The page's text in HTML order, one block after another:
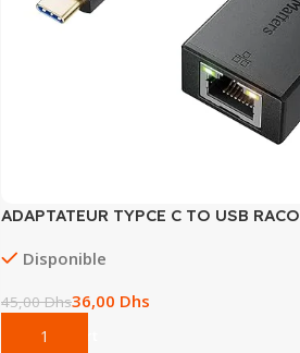
ADAPTATEUR TYPCE C TO USB
Disponible
45,00Dhs36,00 Dhs
Add To Cart